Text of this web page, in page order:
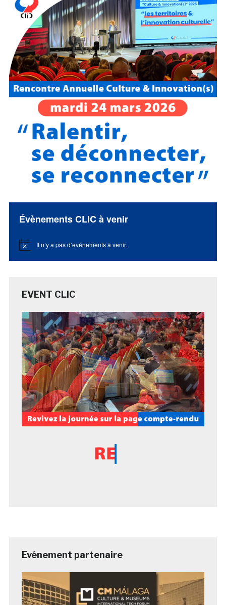
Évènements CLIC à venir
Notice Il n’y a pas d’évènements à venir.
EVENT CLIC
Evénement partenaire